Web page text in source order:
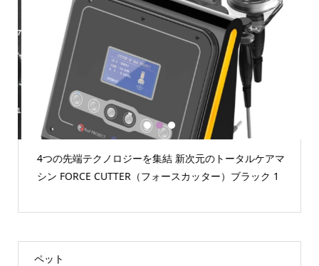
4つの先端テクノロジーを集結 新次元のトータルケアマ
シン FORCE CUTTER（フォースカッター）ブラック 1
1 2 3
ペット